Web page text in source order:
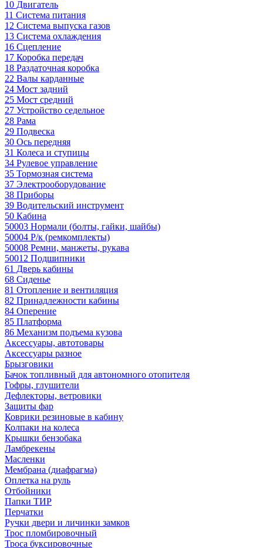
10 Двигатель
11 Система питания
12 Система выпуска газов
13 Система охлаждения
16 Сцепление
17 Коробка передач
18 Раздаточная коробка
22 Валы карданные
24 Мост задний
25 Мост средний
27 Устройство седельное
28 Рама
29 Подвеска
30 Ось передняя
31 Колеса и ступицы
34 Рулевое управление
35 Тормозная система
37 Электрооборудование
38 Приборы
39 Водительский инструмент
50 Кабина
50003 Нормали (болты, гайки, шайбы)
50004 Р/к (ремкомплекты)
50008 Ремни, манжеты, рукава
50012 Подшипники
61 Дверь кабины
68 Сиденье
81 Отопление и вентиляция
82 Принадлежности кабины
84 Оперение
85 Платформа
86 Механизм подъема кузова
Аксессуары, автотовары
Аксессуары разное
Брызговики
Бачок топливный для автономного отопителя
Гофры, глушители
Дефлекторы, ветровики
Защиты фар
Коврики резиновые в кабину
Колпаки на колеса
Крышки бензобака
Ламбрекены
Масленки
Мембрана (диафрагма)
Оплетка на руль
Отбойники
Папки ТИР
Перчатки
Ручки двери и личинки замков
Трос пломбировочный
Троса буксировочные